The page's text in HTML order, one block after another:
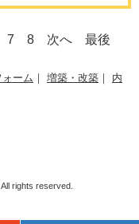
7 8 次へ 最後
ォーム ｜ 増築・改築 ｜ 内
All rights reserved.